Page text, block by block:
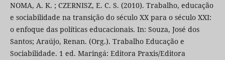
NOMA, A. K. ; CZERNISZ, E. C. S. (2010). Trabalho, educação
e sociabilidade na transição do século XX para o século XXI:
o enfoque das políticas educacionais. In: Souza, José dos
Santos; Araújo, Renan. (Org.). Trabalho Educação e
Sociabilidade. 1 ed. Maringá: Editora Praxis/Editora